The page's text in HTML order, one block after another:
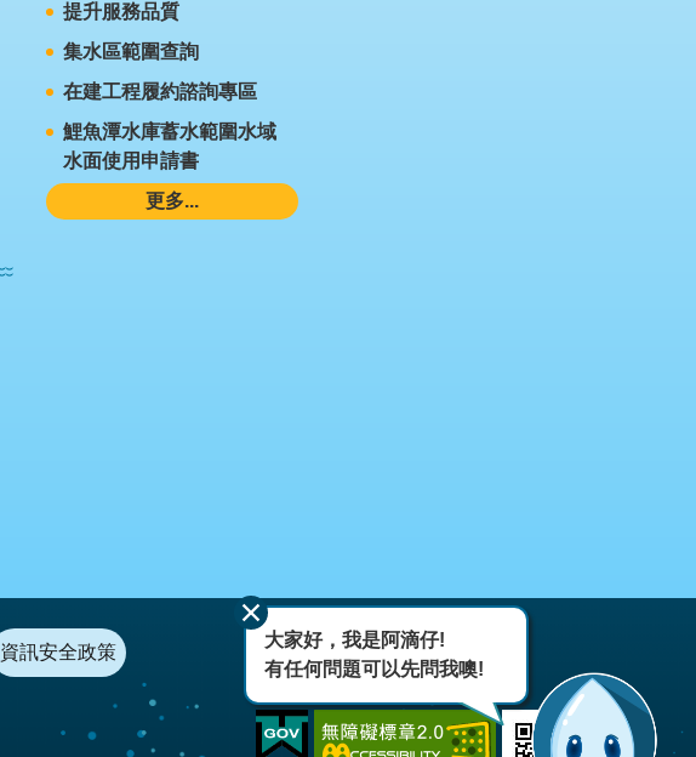
提升服務品質
集水區範圍查詢
在建工程履約諮詢專區
鯉魚潭水庫蓄水範圍水域
水面使用申請書
更多...
資訊安全政策
大家好，我是阿滴仔!
有任何問題可以先問我噢!